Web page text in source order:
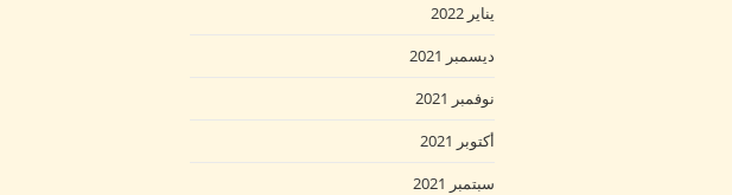
يناير 2022
ديسمبر 2021
نوفمبر 2021
أكتوبر 2021
سبتمبر 2021